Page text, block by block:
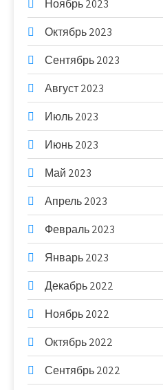
Ноябрь 2023
Октябрь 2023
Сентябрь 2023
Август 2023
Июль 2023
Июнь 2023
Май 2023
Апрель 2023
Февраль 2023
Январь 2023
Декабрь 2022
Ноябрь 2022
Октябрь 2022
Сентябрь 2022